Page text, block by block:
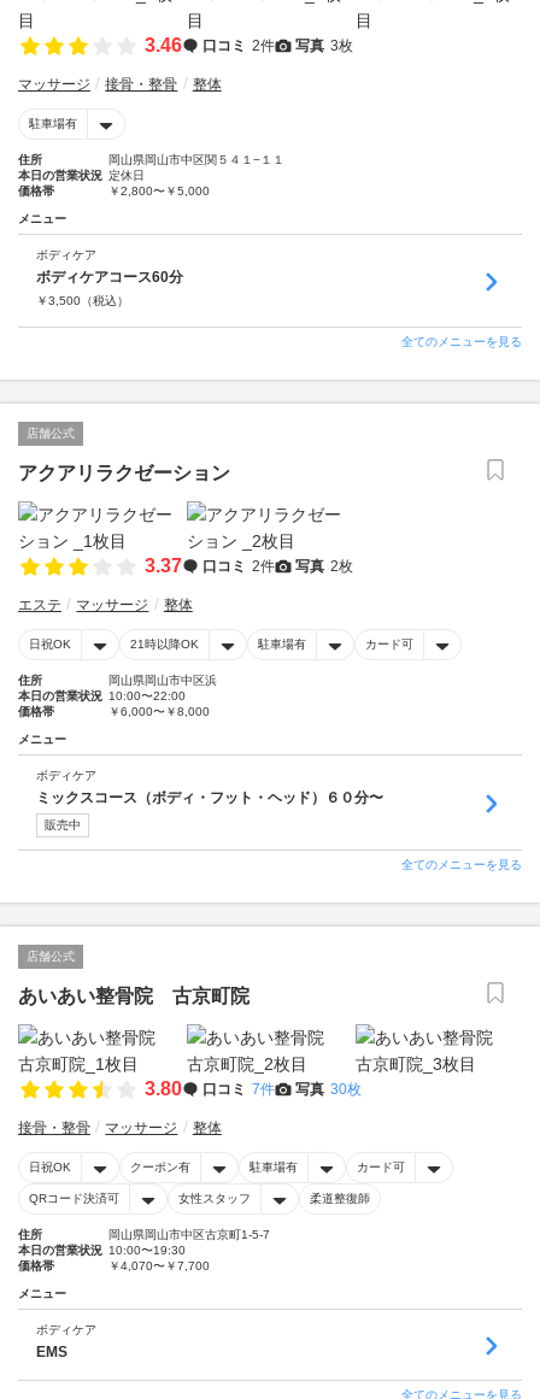
3.46 口コミ 2件 写真 3枚
マッサージ 接骨・整骨 整体
駐車場有
住所
岡山県岡山市中区関５４１−１１
本日の営業状況 定休日
価格帯
￥2,800〜￥5,000
メニュー
ボディケア
ボディケアコース60分
￥3,500 （税込）
全てのメニューを見る
店舗公式
アクアリラクゼーション
3.37 口コミ 2件 写真 2枚
エステ マッサージ 整体
日祝OK 21時以降OK 駐車場有 カード可
住所
岡山県岡山市中区浜
本日の営業状況 10:00〜22:00
価格帯
￥6,000〜￥8,000
メニュー
ボディケア
ミックスコース（ボディ・フット・ヘッド）６０分〜
販売中
全てのメニューを見る
店舗公式
あいあい整骨院 古京町院
3.80 口コミ 7件 写真 30枚
接骨・整骨 マッサージ 整体
日祝OK クーポン有 駐車場有 カード可
QRコード決済可 女性スタッフ 柔道整復師
住所
岡山県岡山市中区古京町1-5-7
本日の営業状況 10:00〜19:30
価格帯
￥4,070〜￥7,700
メニュー
ボディケア
EMS
全てのメニューを見る